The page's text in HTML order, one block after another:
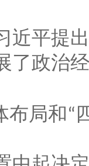
平提出
了政治
布局和“